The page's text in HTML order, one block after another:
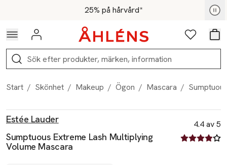
Hoppa till navigationsmenyn25% på hårvård*
För medlemmar - Shoppa nu
Logga in Favoriter
Sök
Start / Skönhet / Makeup / Ögon / Mascara /
Estée Lauder
Sumptuous Extreme Lash Multiplying
Volume Mascara
4.4 av 5
4.4 av fem